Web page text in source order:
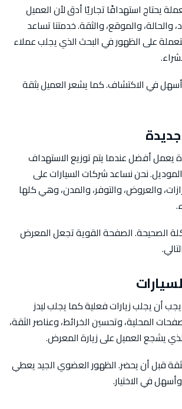
يحتاج استهدافًا تجاريًا أدق لأن العميل
والحالة، والموقع، والثقة. خدمتنا تساعد
على الظهور في البحث الذي يجلب عملاء
في الاكتشاف. كما يشعر العميل بثقة
يعمل أفضل عندما يتم توزيع الاستهداف
نحن نساعد شركات السيارات على
والعروض، والتوفر، والمدن، وهي كلها
الصحيحة. الصفحة القوية تجعل المعرض
أن يجلب زيارات فعلية كما يجلب ليدز
المحلية، وتحسين الخرائط، وعناصر الثقة،
يشجع العميل على زيارة المعرض.
قبل أن يحضر. الظهور العضوي الجيد يعطي
في الاختيار.